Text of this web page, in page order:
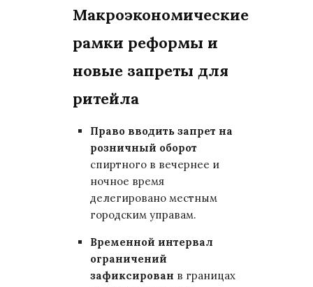
Макроэкономические
рамки реформы и
новые запреты для
ритейла
Право вводить запрет на
розничный оборот
спиртного в вечернее и
ночное время
делегировано местным
городским управам.
Временной интервал
ограничений
зафиксирован в границах